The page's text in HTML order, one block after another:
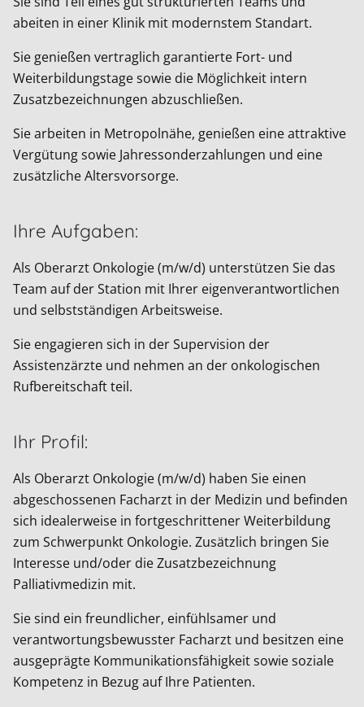
abeiten in einer Klinik mit modernstem Standart.
Sie genießen vertraglich garantierte Fort- und
Weiterbildungstage sowie die Möglichkeit intern
Zusatzbezeichnungen abzuschließen.
Sie arbeiten in Metropolnähe, genießen eine attraktive
Vergütung sowie Jahressonderzahlungen und eine
zusätzliche Altersvorsorge.
Ihre Aufgaben:
Als Oberarzt Onkologie (m/w/d) unterstützen Sie das
Team auf der Station mit Ihrer eigenverantwortlichen
und selbstständigen Arbeitsweise.
Sie engagieren sich in der Supervision der
Assistenzärzte und nehmen an der onkologischen
Rufbereitschaft teil.
Ihr Profil:
Als Oberarzt Onkologie (m/w/d) haben Sie einen
abgeschossenen Facharzt in der Medizin und befinden
sich idealerweise in fortgeschrittener Weiterbildung
zum Schwerpunkt Onkologie. Zusätzlich bringen Sie
Interesse und/oder die Zusatzbezeichnung
Palliativmedizin mit.
Sie sind ein freundlicher, einfühlsamer und
verantwortungsbewusster Facharzt und besitzen eine
ausgeprägte Kommunikationsfähigkeit sowie soziale
Kompetenz in Bezug auf Ihre Patienten.